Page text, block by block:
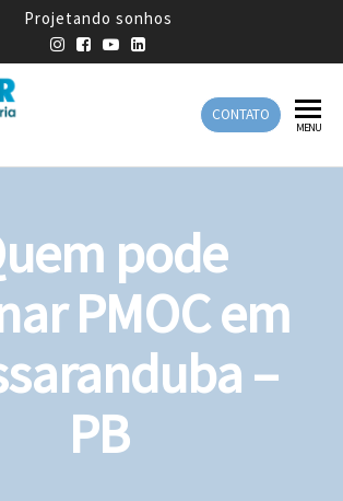
Projetando sonhos
Engenharia
Engenharia
CONTATO
MENU
pode
PMOC em
–
PB